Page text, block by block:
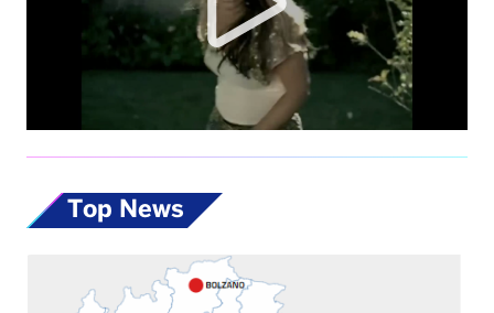
Top News